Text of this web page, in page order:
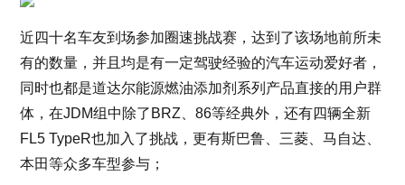
近四十名车友到场参加圈速挑战赛，达到了该场地前所未
有的数量，并且均是有一定驾驶经验的汽车运动爱好者，
同时也都是道达尔能源燃油添加剂系列产品直接的用户群
体，在JDM组中除了BRZ、86等经典外，还有四辆全新
FL5 TypeR也加入了挑战，更有斯巴鲁、三菱、马自达、
本田等众多车型参与；